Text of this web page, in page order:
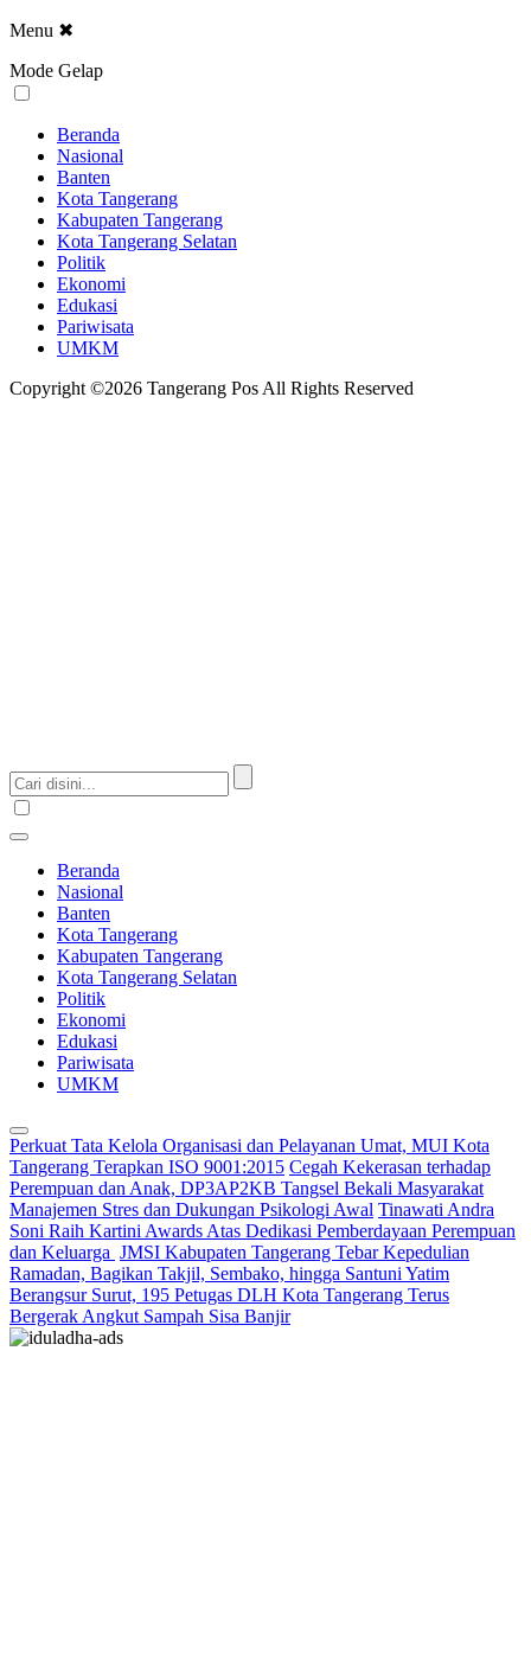
Menu ✖
Mode Gelap
Beranda
Nasional
Banten
Kota Tangerang
Kabupaten Tangerang
Kota Tangerang Selatan
Politik
Ekonomi
Edukasi
Pariwisata
UMKM
Copyright ©2026 Tangerang Pos All Rights Reserved
Beranda
Nasional
Banten
Kota Tangerang
Kabupaten Tangerang
Kota Tangerang Selatan
Politik
Ekonomi
Edukasi
Pariwisata
UMKM
Perkuat Tata Kelola Organisasi dan Pelayanan Umat, MUI Kota
Tangerang Terapkan ISO 9001:2015 Cegah Kekerasan terhadap
Perempuan dan Anak, DP3AP2KB Tangsel Bekali Masyarakat
Manajemen Stres dan Dukungan Psikologi Awal Tinawati Andra
Soni Raih Kartini Awards Atas Dedikasi Pemberdayaan Perempuan
dan Keluarga JMSI Kabupaten Tangerang Tebar Kepedulian
Ramadan, Bagikan Takjil, Sembako, hingga Santuni Yatim
Berangsur Surut, 195 Petugas DLH Kota Tangerang Terus
Bergerak Angkut Sampah Sisa Banjir